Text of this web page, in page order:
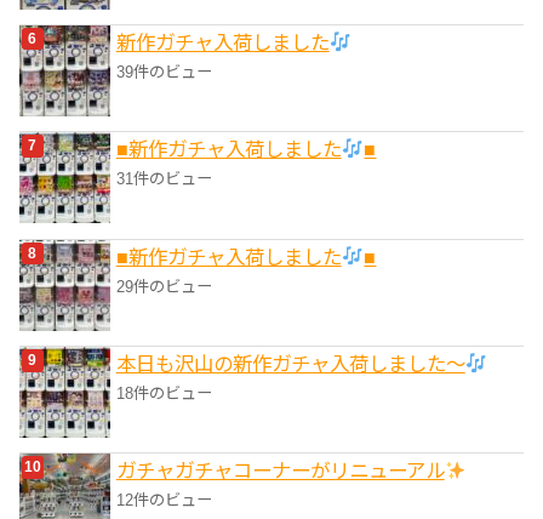
新作ガチャ入荷しました
39件のビュー
■新作ガチャ入荷しました ■
31件のビュー
■新作ガチャ入荷しました ■
29件のビュー
本日も沢山の新作ガチャ入荷しました〜
18件のビュー
ガチャガチャコーナーがリニューアル
12件のビュー